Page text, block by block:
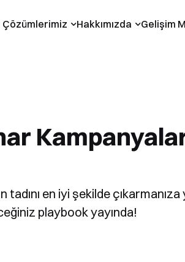
Çözümlerimiz Hakkımızda Gelişim
tadını en iyi şekilde
playbook yayında!